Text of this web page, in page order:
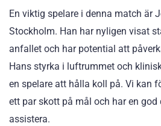
En viktig spelare i denna match är
Stockholm. Han har nyligen visat
anfallet och har potential att
Hans styrka i luftrummet och
en spelare att hålla koll på. Vi kan
ett par skott på mål och har en
assistera.